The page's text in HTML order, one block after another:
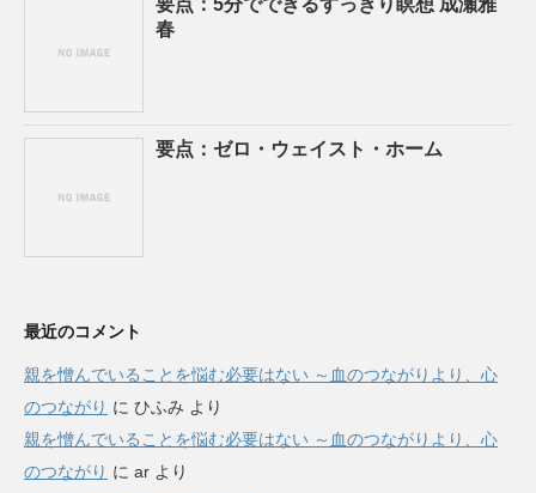
要点：5分でできるすっきり瞑想 成瀬雅
春
要点：ゼロ・ウェイスト・ホーム
最近のコメント
親を憎んでいることを悩む必要はない ～血のつながりより、心
のつながり に ひふみ より
親を憎んでいることを悩む必要はない ～血のつながりより、心
のつながり に ar より